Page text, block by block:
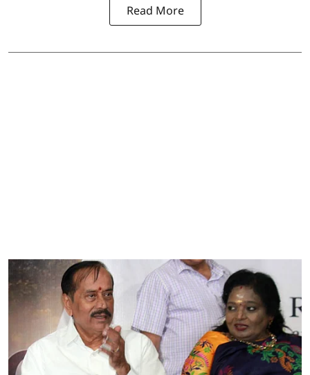
Read More